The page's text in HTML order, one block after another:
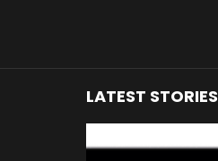
LATEST STORIES